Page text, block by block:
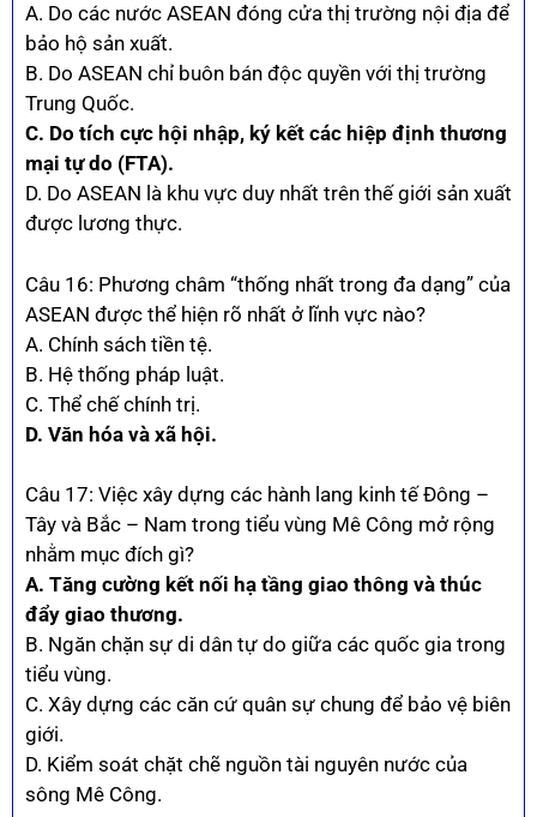
A. Do các nước ASEAN đóng cửa thị trường nội địa để
bảo hộ sản xuất.
B. Do ASEAN chỉ buôn bán độc quyền với thị trường
Trung Quốc.
C. Do tích cực hội nhập, ký kết các hiệp định thương
mại tự do (FTA).
D. Do ASEAN là khu vực duy nhất trên thế giới sản xuất
được lương thực.
Câu 16: Phương châm “thống nhất trong đa dạng” của
ASEAN được thể hiện rõ nhất ở lĩnh vực nào?
A. Chính sách tiền tệ.
B. Hệ thống pháp luật.
C. Thể chế chính trị.
D. Văn hóa và xã hội.
Câu 17: Việc xây dựng các hành lang kinh tế Đông –
Tây và Bắc – Nam trong tiểu vùng Mê Công mở rộng
nhằm mục đích gì?
A. Tăng cường kết nối hạ tầng giao thông và thúc
đẩy giao thương.
B. Ngăn chặn sự di dân tự do giữa các quốc gia trong
tiểu vùng.
C. Xây dựng các căn cứ quân sự chung để bảo vệ biên
giới.
D. Kiểm soát chặt chẽ nguồn tài nguyên nước của
sông Mê Công.